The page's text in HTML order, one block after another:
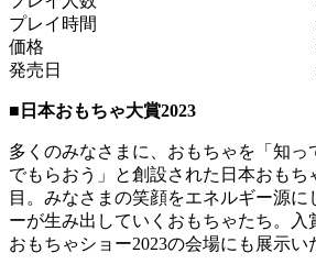
プレイ時間 ：30
価格 ：3,300
発売日 ：2023年7
■日本おもちゃ大賞2023
多くのみなさまに、おもちゃを「知っ
でもらおう」と創設された日本おもち
目。みなさまの笑顔をエネルギー源に
ーが生み出していくおもちゃたち。入
おもちゃショー2023の会場にも展示い